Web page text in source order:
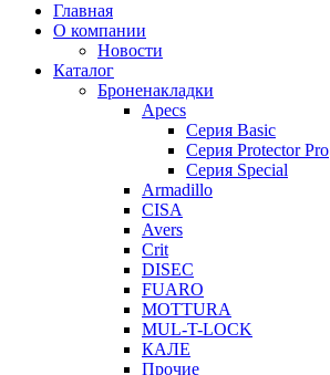
Главная
О компании
Новости
Каталог
Броненакладки
Apecs
Серия Basic
Серия Protector Pro
Серия Special
Armadillo
CISA
Avers
Crit
DISEC
FUARO
MOTTURA
MUL-T-LOCK
КАЛЕ
Прочие